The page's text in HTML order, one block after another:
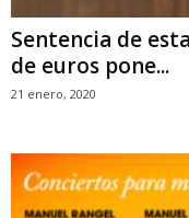
Sentencia de
de euros pone...
21 enero, 2020